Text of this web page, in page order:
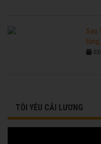
Sao
TÔI YÊU CẢI LƯƠNG